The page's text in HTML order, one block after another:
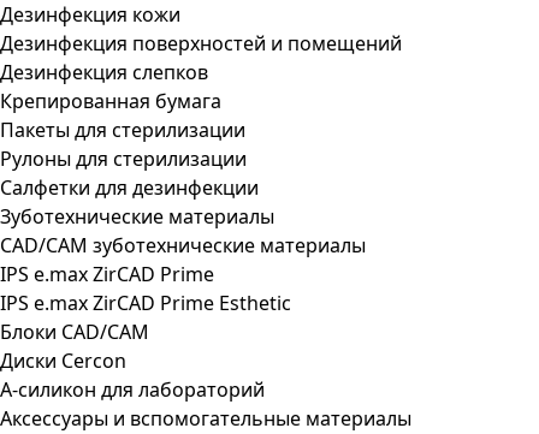
Дезинфекция кожи
Дезинфекция поверхностей и помещений
Дезинфекция слепков
Крепированная бумага
Пакеты для стерилизации
Рулоны для стерилизации
Салфетки для дезинфекции
Зуботехнические материалы
CAD/CAM зуботехнические материалы
IPS e.max ZirCAD Prime
IPS e.max ZirCAD Prime Esthetic
Блоки CAD/CAM
Диски Cercon
А-силикон для лабораторий
Аксессуары и вспомогательные материалы